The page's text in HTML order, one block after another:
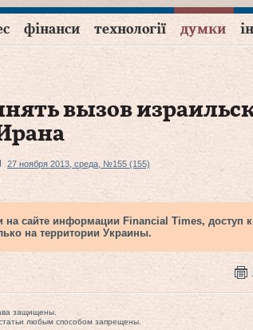
фінанси технології думки
вызов
27 ноября 2013, среда, №155 (155)
на сайте информации Financial Times, доступ
на территории Украины.
защищены.
любым способом запрещены.